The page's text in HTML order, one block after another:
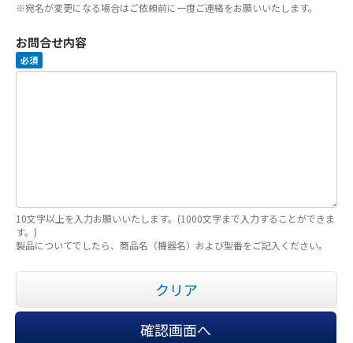
※宛名が変更になる場合はご依頼前に一度ご連絡をお願いいたします。
お問合せ内容
必須
10文字以上を入力お願いいたします。(1000文字まで入力することができま
す。)
製品についてでしたら、商品名（機器名）および型番をご記入ください。
クリア
確認画面へ